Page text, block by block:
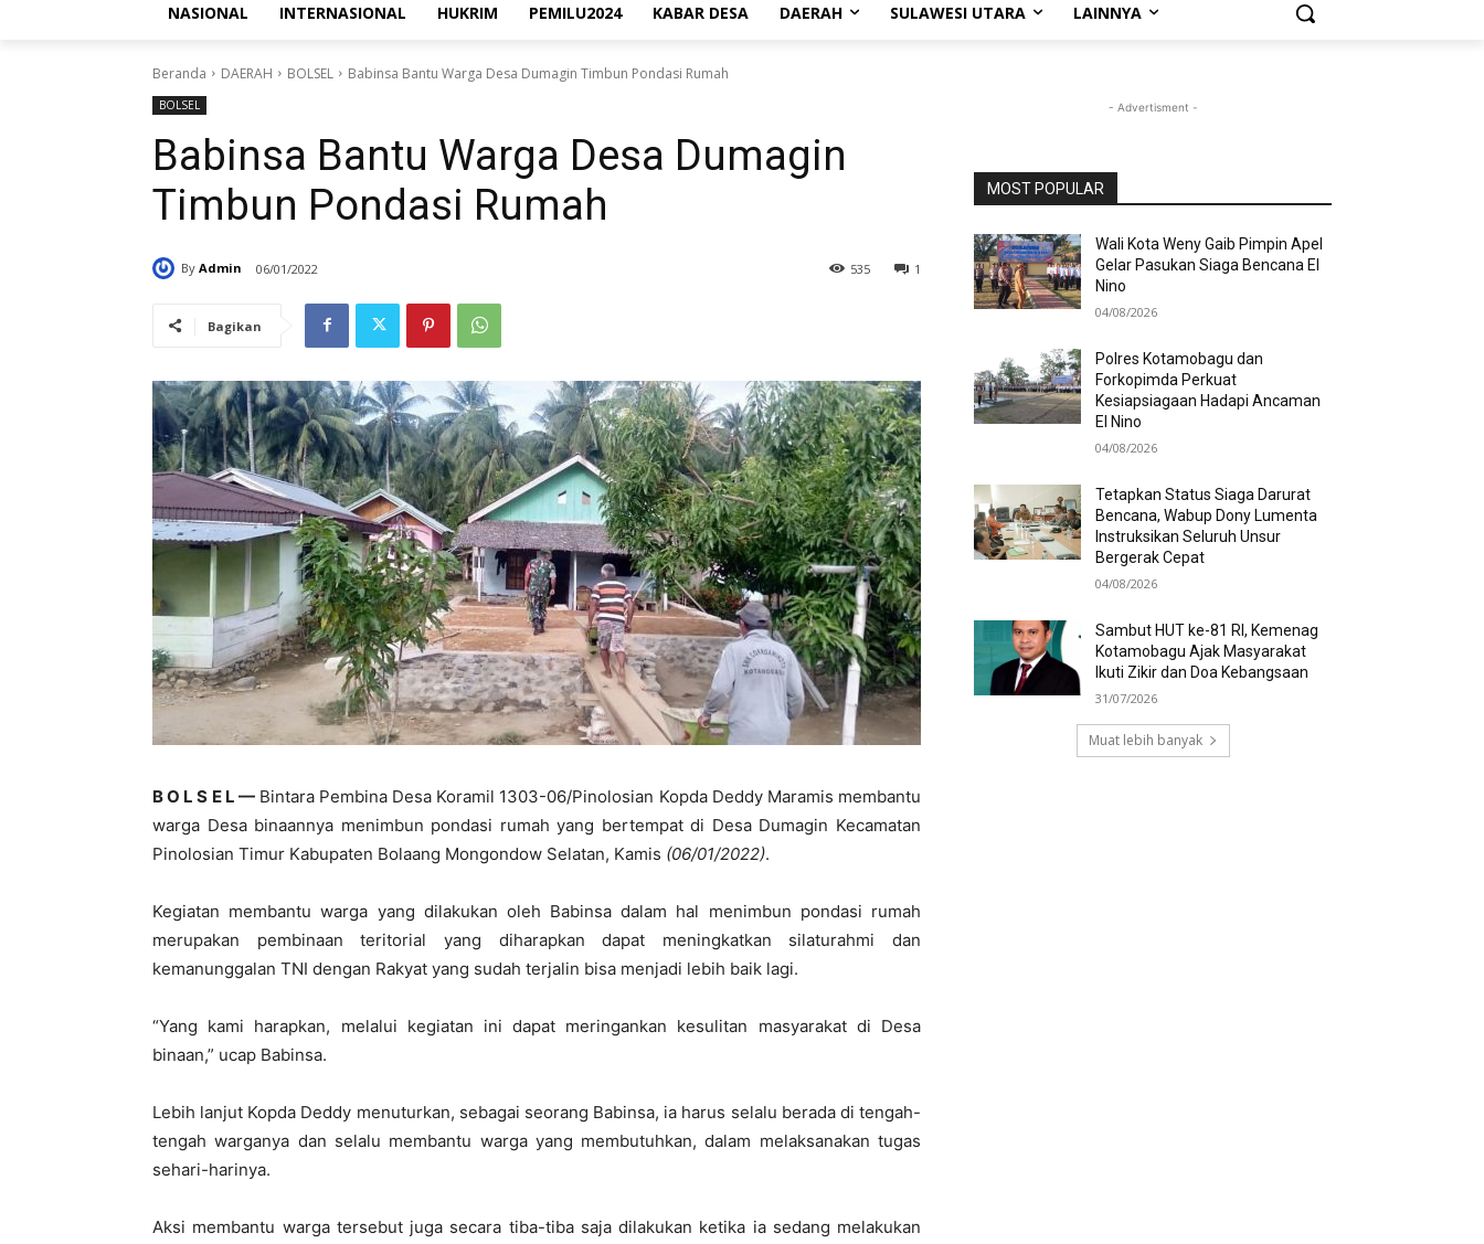
NASIONAL INTERNASIONAL HUKRIM PEMILU2024 KABAR DESA DAERAH SULAWESI UTARA LAINNYA
Beranda DAERAH BOLSEL Babinsa Bantu Warga Desa Dumagin Timbun Pondasi Rumah
BOLSEL
Babinsa Bantu Warga Desa Dumagin
Timbun Pondasi Rumah
By Admin 06/01/2022 1
535
Bagikan
B O L S E L —Bintara Pembina Desa Koramil 1303-06/Pinolosian Kopda Deddy Maramis membantu
warga Desa binaannya menimbun pondasi rumah yang bertempat di Desa Dumagin Kecamatan
Pinolosian Timur Kabupaten Bolaang Mongondow Selatan, Kamis (06/01/2022).
Kegiatan membantu warga yang dilakukan oleh Babinsa dalam hal menimbun pondasi rumah
merupakan pembinaan teritorial yang diharapkan dapat meningkatkan silaturahmi dan
kemanunggalan TNI dengan Rakyat yang sudah terjalin bisa menjadi lebih baik lagi.
“Yang kami harapkan, melalui kegiatan ini dapat meringankan kesulitan masyarakat di Desa
binaan,” ucap Babinsa.
Lebih lanjut Kopda Deddy menuturkan, sebagai seorang Babinsa, ia harus selalu berada di tengah-
tengah warganya dan selalu membantu warga yang membutuhkan, dalam melaksanakan tugas
sehari-harinya.
Aksi membantu warga tersebut juga secara tiba-tiba saja dilakukan ketika ia sedang melakukan
- Advertisment -
MOST POPULAR
Wali Kota Weny Gaib Pimpin Apel
Gelar Pasukan Siaga Bencana El
Nino
04/08/2026
Polres Kotamobagu dan
Forkopimda Perkuat
Kesiapsiagaan Hadapi Ancaman
El Nino
04/08/2026
Tetapkan Status Siaga Darurat
Bencana, Wabup Dony Lumenta
Instruksikan Seluruh Unsur
Bergerak Cepat
04/08/2026
Sambut HUT ke-81 RI, Kemenag
Kotamobagu Ajak Masyarakat
Ikuti Zikir dan Doa Kebangsaan
31/07/2026
Muat lebih banyak